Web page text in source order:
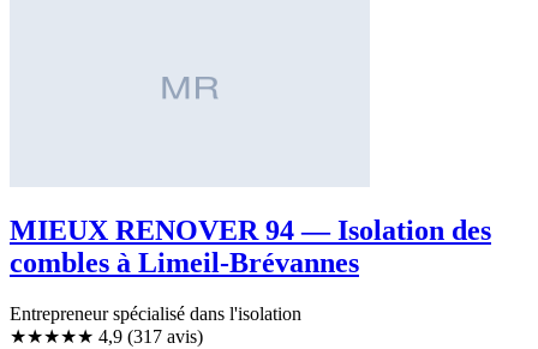
MIEUX RENOVER 94 — Isolation des
combles à Limeil-Brévannes
Entrepreneur spécialisé dans l'isolation
★★★★★ 4,9 (317 avis)